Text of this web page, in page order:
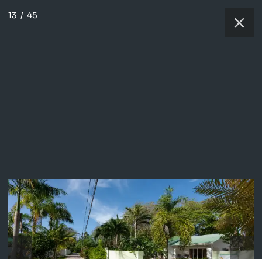
13 / 45